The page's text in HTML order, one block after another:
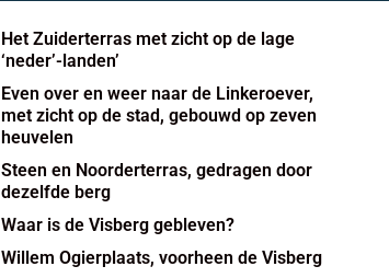
Het Zuiderterras met zicht op de lage
‘neder’-landen’
Even over en weer naar de Linkeroever,
met zicht op de stad, gebouwd op zeven
heuvelen
Steen en Noorderterras, gedragen door
dezelfde berg
Waar is de Visberg gebleven?
Willem Ogierplaats, voorheen de Visberg